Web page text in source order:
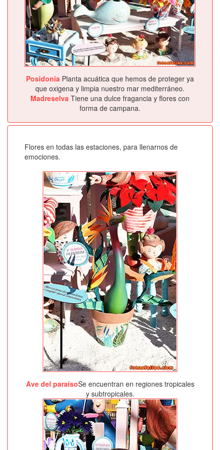
Posidonia Planta acuática que hemos de proteger ya
que oxigena y limpia nuestro mar mediterráneo.
Madreselva Tiene una dulce fragancia y flores con
forma de campana.
Flores en todas las estaciones, para llenarnos de
emociones.
Ave del paraísoSe encuentran en regiones tropicales
y subtropicales.